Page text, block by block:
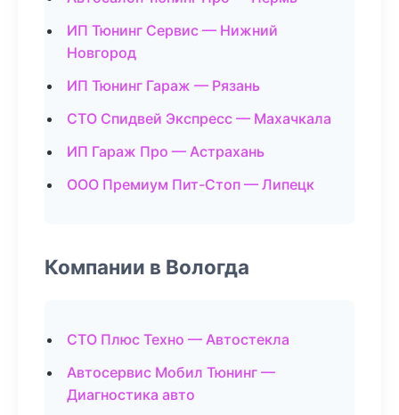
ИП Тюнинг Сервис — Нижний
Новгород
ИП Тюнинг Гараж — Рязань
СТО Спидвей Экспресс — Махачкала
ИП Гараж Про — Астрахань
ООО Премиум Пит-Стоп — Липецк
Компании в Вологда
СТО Плюс Техно — Автостекла
Автосервис Мобил Тюнинг —
Диагностика авто